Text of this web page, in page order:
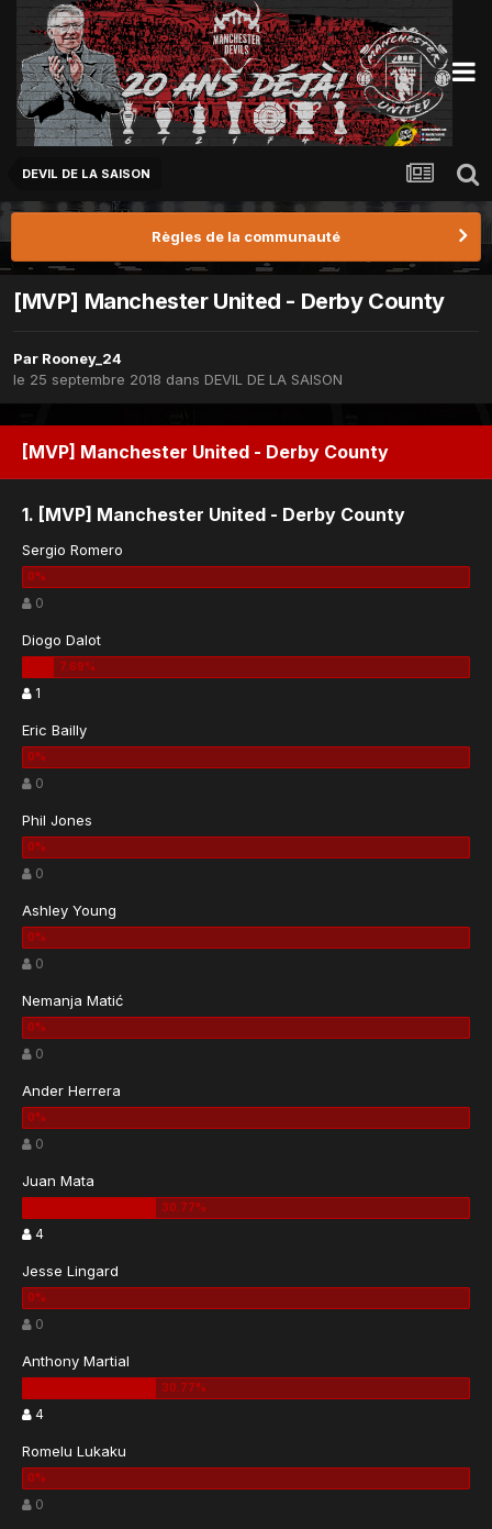
DEVIL DE LA SAISON
Règles de la communauté
[MVP] Manchester United - Derby County
Par Rooney_24
le 25 septembre 2018 dans DEVIL DE LA SAISON
[MVP] Manchester United - Derby County
1. [MVP] Manchester United - Derby County
Sergio Romero
0
Diogo Dalot
1
Eric Bailly
0
Phil Jones
0
Ashley Young
0
Nemanja Matić
0
Ander Herrera
0
Juan Mata
4
Jesse Lingard
0
Anthony Martial
4
Romelu Lukaku
0